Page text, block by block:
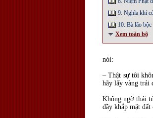
9. Nghĩa khí
10. Bà lão bộc
Xem toàn bộ
nói:
– Thật sự tôi
hãy lấy vàng trải
Không ngờ thái
đầy khắp mặt đất